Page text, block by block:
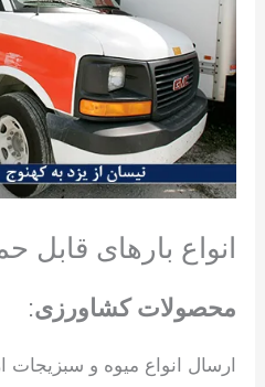
انواع بارهای قابل
محصولات کشاورزی:
ارسال انواع میوه و